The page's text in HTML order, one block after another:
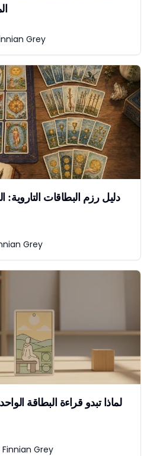
Grey
دليل رزم البطاقات التاروية:
Grey
لماذا تبدو قراءة البطاقة
Finnian Grey